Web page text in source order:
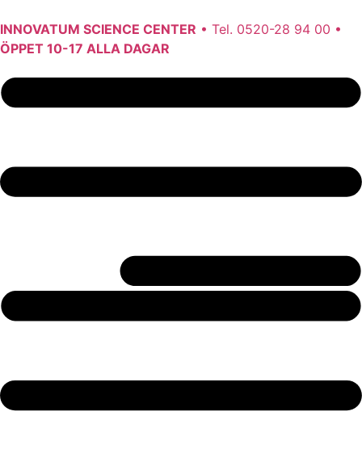
INNOVATUM SCIENCE CENTER • Tel. 0520-28 94 00 •
ÖPPET 10-17 ALLA DAGAR